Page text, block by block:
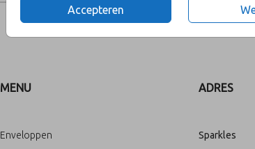
Accepteren
MENU
Enveloppen
ADRES
Sparkles